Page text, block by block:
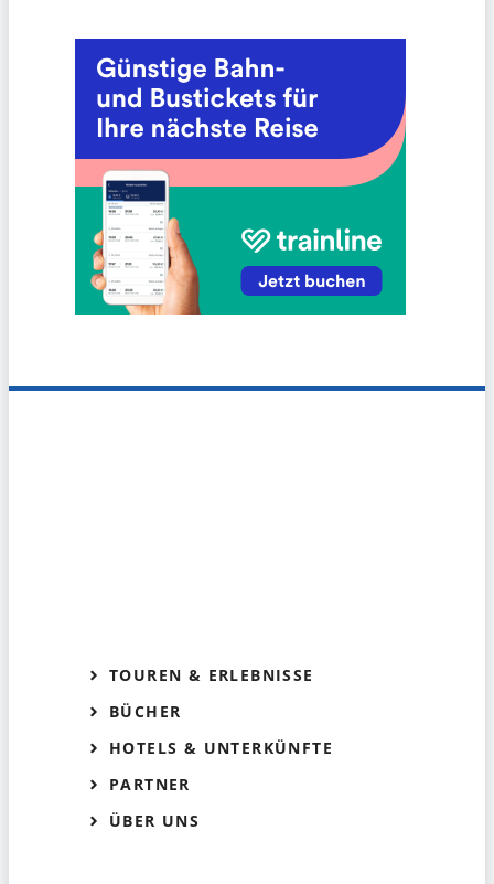
TOUREN & ERLEBNISSE
BÜCHER
HOTELS & UNTERKÜNFTE
PARTNER
ÜBER UNS